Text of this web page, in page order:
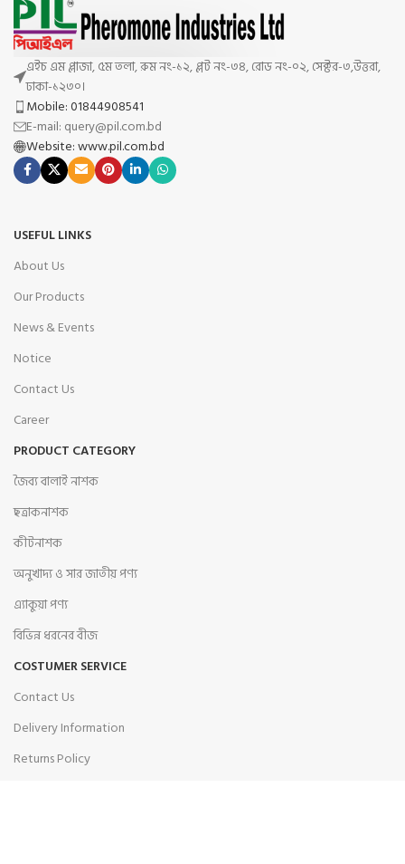
এইচ এম প্লাজা, ৫ম তলা, রুম নং-১২, প্লট নং-৩৪, রোড নং-০২, সেক্টর-৩,উত্তরা,
ঢাকা-১২৩০।
Mobile: 01844908541
E-mail: query@pil.com.bd
Website: www.pil.com.bd
USEFUL LINKS
About Us
Our Products
News & Events
Notice
Contact Us
Career
PRODUCT CATEGORY
জৈব্য বালাই নাশক
ছত্রাকনাশক
কীটনাশক
অনুখাদ্য ও সার জাতীয় পণ্য
এ্যাকুয়া পণ্য
বিভিন্ন ধরনের বীজ
COSTUMER SERVICE
Contact Us
Delivery Information
Returns Policy